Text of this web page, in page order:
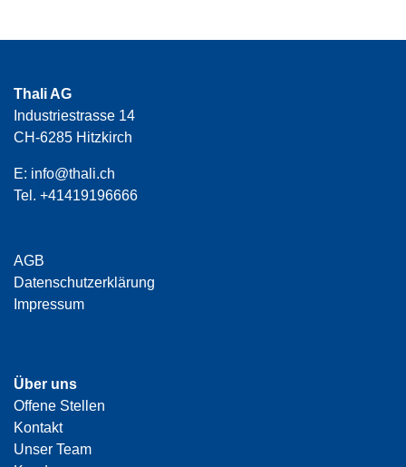
Thali AG
Industriestrasse 14
CH-6285 Hitzkirch
E: info@thali.ch
Tel. +41419196666
AGB
Datenschutzerklärung
Impressum
Über uns
Offene Stellen
Kontakt
Unser Team